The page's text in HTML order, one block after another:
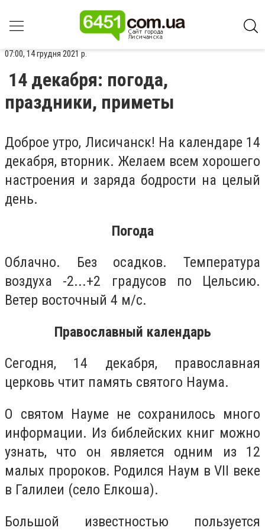
07:00, 14 грудня 2021 р.
14 декабря: погода,
праздники, приметы
Доброе утро, Лисичанск! На календаре 14
декабря, вторник. Желаем всем хорошего
настроения и заряда бодрости на целый
день.
Погода
Облачно. Без осадков. Температура
воздуха -2...+2 градусов по Цельсию.
Ветер восточный 4 м/с.
Православный календарь
Сегодня, 14 декабря, православная
церковь чтит память святого Наума.
О святом Науме не сохранилось много
информации. Из библейских книг можно
узнать, что он является одним из 12
малых пророков. Родился Наум в VII веке
в Галилеи (село Елкоша).
Большой известностью пользуется